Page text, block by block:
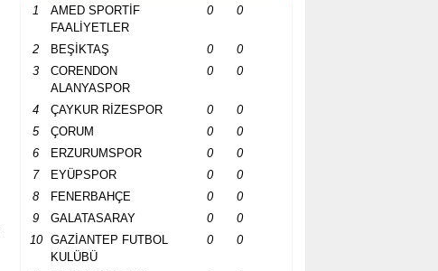
1
AMED SPORTİF
FAALİYETLER
0 0
2 BEŞİKTAŞ 0
0
3
CORENDON
ALANYASPOR
0 0
4 ÇAYKUR RİZESPOR 0
0
5
ÇORUM 0
0
6
ERZURUMSPOR 0
0
7
EYÜPSPOR 0
0
8
FENERBAHÇE 0
0
9
GALATASARAY 0
0
10
GAZİANTEP FUTBOL
KULÜBÜ
0 0